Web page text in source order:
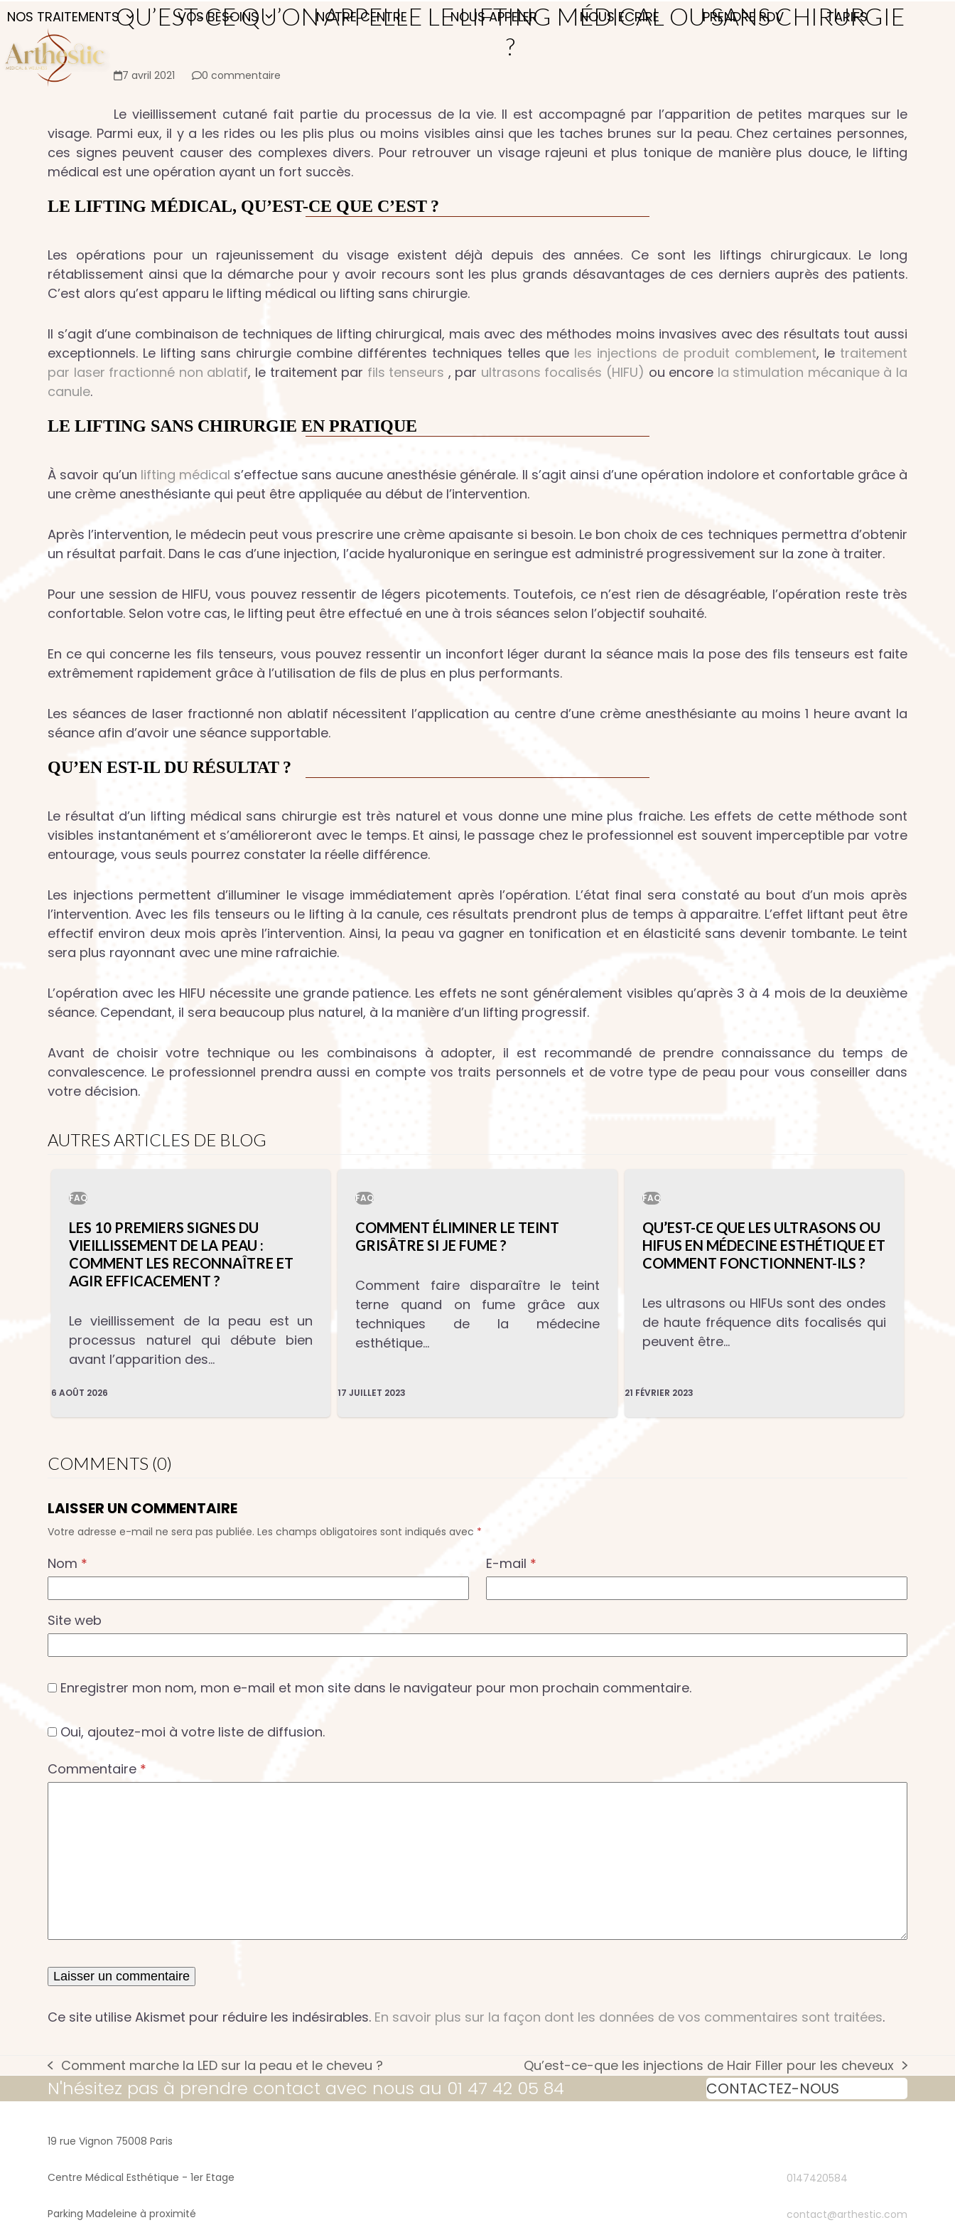
Skip
content
NOS TRAITEMENTS VOS BESOINS NOTRE CENTRE NOUS APPELER NOUS ECRIRE PRENDRE RDV TARIFS
QU’EST-CE QU’ON APPELLE LE LIFTING MÉDICAL OU SANS CHIRURGIE
?
7 avril 2021 0 commentaire
Le vieillissement cutané fait partie du processus de la vie. Il est accompagné par l’apparition de petites marques sur le
visage. Parmi eux, il y a les rides ou les plis plus ou moins visibles ainsi que les taches brunes sur la peau. Chez certaines personnes,
ces signes peuvent causer des complexes divers. Pour retrouver un visage rajeuni et plus tonique de manière plus douce, le lifting
médical est une opération ayant un fort succès.
LE LIFTING MÉDICAL, QU’EST-CE QUE C’EST ?
Les opérations pour un rajeunissement du visage existent déjà depuis des années. Ce sont les liftings chirurgicaux. Le long
rétablissement ainsi que la démarche pour y avoir recours sont les plus grands désavantages de ces derniers auprès des patients.
C’est alors qu’est apparu le lifting médical ou lifting sans chirurgie.
Il s’agit d’une combinaison de techniques de lifting chirurgical, mais avec des méthodes moins invasives avec des résultats tout aussi
exceptionnels. Le lifting sans chirurgie combine différentes techniques telles que les injections de produit comblement, le traitement
par laser fractionné non ablatif, le traitement par fils tenseurs , par ultrasons focalisés (HIFU) ou encore la stimulation mécanique à la
canule.
LE LIFTING SANS CHIRURGIE EN PRATIQUE
À savoir qu’un lifting médical s’effectue sans aucune anesthésie générale. Il s’agit ainsi d’une opération indolore et confortable grâce à
une crème anesthésiante qui peut être appliquée au début de l’intervention.
Après l’intervention, le médecin peut vous prescrire une crème apaisante si besoin. Le bon choix de ces techniques permettra d’obtenir
un résultat parfait. Dans le cas d’une injection, l’acide hyaluronique en seringue est administré progressivement sur la zone à traiter.
Pour une session de HIFU, vous pouvez ressentir de légers picotements. Toutefois, ce n’est rien de désagréable, l’opération reste très
confortable. Selon votre cas, le lifting peut être effectué en une à trois séances selon l’objectif souhaité.
En ce qui concerne les fils tenseurs, vous pouvez ressentir un inconfort léger durant la séance mais la pose des fils tenseurs est faite
extrêmement rapidement grâce à l’utilisation de fils de plus en plus performants.
Les séances de laser fractionné non ablatif nécessitent l’application au centre d’une crème anesthésiante au moins 1 heure avant la
séance afin d’avoir une séance supportable.
QU’EN EST-IL DU RÉSULTAT ?
Le résultat d’un lifting médical sans chirurgie est très naturel et vous donne une mine plus fraiche. Les effets de cette méthode sont
visibles instantanément et s’amélioreront avec le temps. Et ainsi, le passage chez le professionnel est souvent imperceptible par votre
entourage, vous seuls pourrez constater la réelle différence.
Les injections permettent d’illuminer le visage immédiatement après l’opération. L’état final sera constaté au bout d’un mois après
l’intervention. Avec les fils tenseurs ou le lifting à la canule, ces résultats prendront plus de temps à apparaitre. L’effet liftant peut être
effectif environ deux mois après l’intervention. Ainsi, la peau va gagner en tonification et en élasticité sans devenir tombante. Le teint
sera plus rayonnant avec une mine rafraichie.
L’opération avec les HIFU nécessite une grande patience. Les effets ne sont généralement visibles qu’après 3 à 4 mois de la deuxième
séance. Cependant, il sera beaucoup plus naturel, à la manière d’un lifting progressif.
Avant de choisir votre technique ou les combinaisons à adopter, il est recommandé de prendre connaissance du temps de
convalescence. Le professionnel prendra aussi en compte vos traits personnels et de votre type de peau pour vous conseiller dans
votre décision.
AUTRES ARTICLES DE BLOG
FAQ
LES 10 PREMIERS SIGNES DU
VIEILLISSEMENT DE LA PEAU :
COMMENT LES RECONNAÎTRE ET
AGIR EFFICACEMENT ?
Le vieillissement de la peau est un
processus naturel qui débute bien
avant l’apparition des…
6 AOÛT 2026
FAQ
COMMENT ÉLIMINER LE TEINT
GRISÂTRE SI JE FUME ?
Comment faire disparaître le teint
terne quand on fume grâce aux
techniques de la médecine
esthétique…
17 JUILLET 2023
FAQ
QU’EST-CE QUE LES ULTRASONS OU
HIFUS EN MÉDECINE ESTHÉTIQUE ET
COMMENT FONCTIONNENT-ILS ?
Les ultrasons ou HIFUs sont des ondes
de haute fréquence dits focalisés qui
peuvent être…
21 FÉVRIER 2023
COMMENTS (0)
LAISSER UN COMMENTAIRE
Votre adresse e-mail ne sera pas publiée. Les champs obligatoires sont indiqués avec *
Nom * E-mail *
Site web
Enregistrer mon nom, mon e-mail et mon site dans le navigateur pour mon prochain commentaire.
Oui, ajoutez-moi à votre liste de diffusion.
Commentaire *
Ce site utilise Akismet pour réduire les indésirables. En savoir plus sur la façon dont les données de vos commentaires sont traitées.
previous
post:
Comment marche la LED sur la peau et le cheveu ?
next
post:
Qu’est-ce-que les injections de Hair Filler pour les cheveux
N'hésitez pas à prendre contact avec nous au 01 47 42 05 84 CONTACTEZ-NOUS
19 rue Vignon 75008 Paris
Centre Médical Esthétique - 1er Etage
Parking Madeleine à proximité
0147420584
contact@arthestic.com